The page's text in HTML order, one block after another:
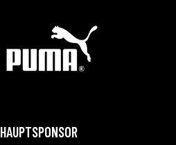
HAUPTSPONSOR